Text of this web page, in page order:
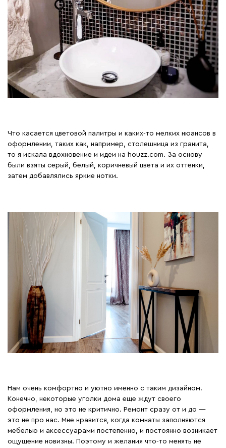
Что касается цветовой палитры и каких-то мелких нюансов в
оформлении, таких как, например, столешница из гранита,
то я искала вдохновение и идеи на houzz.com. За основу
были взяты серый, белый, коричневый цвета и их оттенки,
затем добавлялись яркие нотки.
Нам очень комфортно и уютно именно с таким дизайном.
Конечно, некоторые уголки дома еще ждут своего
оформления, но это не критично. Ремонт сразу от и до —
это не про нас. Мне нравится, когда комнаты заполняются
мебелью и аксессуарами постепенно, и постоянно возникает
ощущение новизны. Поэтому и желания что-то менять не